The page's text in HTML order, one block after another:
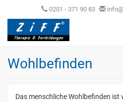
0201 - 371 90 83
Wohlbefinden
Das menschliche Wohlbefinden ist